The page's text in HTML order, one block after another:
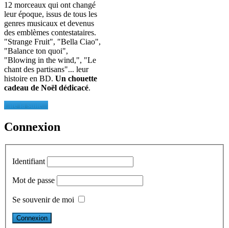
12 morceaux qui ont changé
leur époque, issus de tous les
genres musicaux et devenus
des emblèmes contestataires.
"Strange Fruit", "Bella Ciao",
"Balance ton quoi",
"Blowing in the wind,", "Le
chant des partisans"... leur
histoire en BD. Un chouette
cadeau de Noël dédicacé.
Lire la suite...
Connexion
Identifiant
Mot de passe
Se souvenir de moi